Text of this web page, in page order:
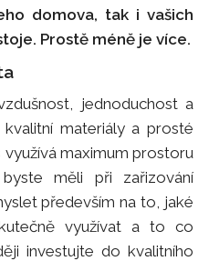
domova, tak i vašich
Prostě méně je více.
jednoduchost a
materiály a prosté
využívá maximum prostoru
měli při zařizování
především na to, jaké
využívat a to co
investujte do kvalitního